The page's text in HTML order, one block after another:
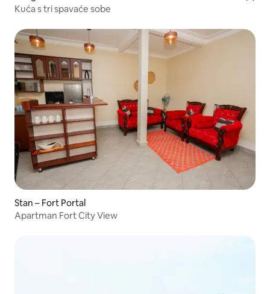
Kuća s tri spavaće sobe
Stan – Fort Portal
Apartman Fort City View